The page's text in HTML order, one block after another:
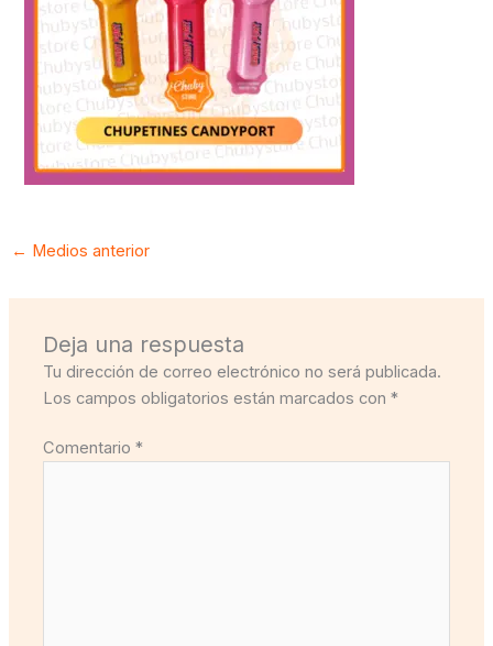
← Medios anterior
Deja una respuesta
Tu dirección de correo electrónico no será publicada.
Los campos obligatorios están marcados con*
Comentario*